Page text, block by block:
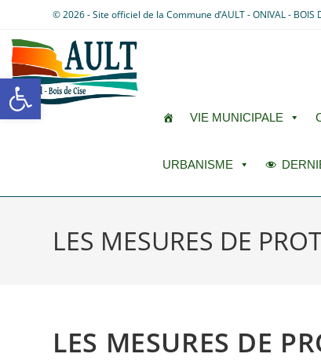
Ouvrir la barre d’outils
© 2026 - Site officiel de la Commune d’AULT - ONIVAL - BOIS
VIE MUNICIPALE
URBANISME
LES MESURES DE
LES MESURES DE